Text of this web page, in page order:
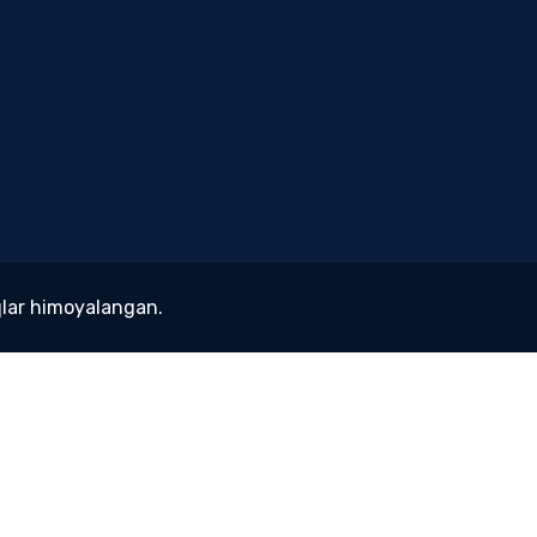
himoyalangan.